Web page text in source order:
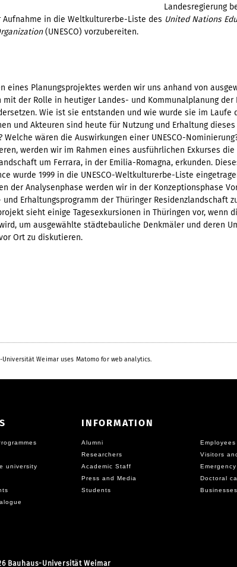
Landesregierung
Aufnahme in die Weltkulturerbe-Liste des United Nations
(UNESCO) vorzubereiten.
eines Planungsprojektes werden wir uns anhand von
mit der Rolle in heutiger Landes- und Kommunalplanung der
Wie ist sie entstanden und wie wurde sie im Laufe
und Akteuren sind heute für Nutzung und Erhaltung
Welche wären die Auswirkungen einer UNESCO-
werden wir im Rahmen eines ausführlichen Exkurses
um Ferrara, in der Emilia-Romagna, erkunden.
wurde 1999 in die UNESCO-Weltkulturerbe-Liste
der Analysenphase werden wir in der Konzeptionsphase
und Erhaltungsprogramm der Thüringer Residenzlandschaft
sieht einige Tagesexkursionen in Thüringen vor, wenn
um ausgewählte städtebauliche Denkmäler und deren
Ort zu diskutieren.
Universität Weimar uses Matomo for web analytics.
university
INFORMATION
Alumni
Employees
Researchers
Visitors
Academic Staff
Press and Media
Doctoral
Students
Businesses
Bauhaus-Universität Weimar